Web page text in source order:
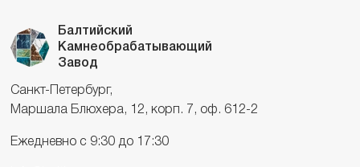
Балтийский
Камнеобрабатывающий
Завод
Санкт-Петербург,
Маршала Блюхера, 12, корп. 7, оф. 612-2
Ежедневно с 9:30 до 17:30